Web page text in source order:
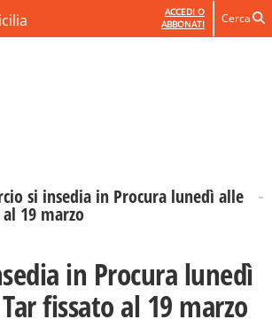
ACCEDI O
ABBONATI
Cerca
si insedia in Procura lunedì alle
19 marzo
in Procura lunedì
fissato al 19 marzo